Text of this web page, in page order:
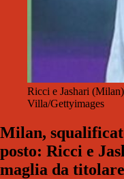
Ricci e Jashari
Villa/Gettyimages
Milan,
posto: Ricci e
maglia da titolare